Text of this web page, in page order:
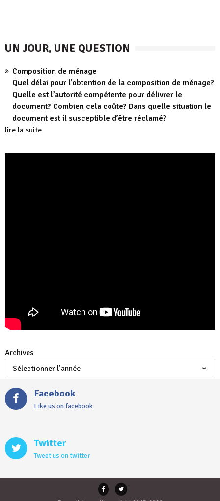
UN JOUR, UNE QUESTION
Composition de ménage
Quel délai pour l’obtention de la composition de ménage?
Quelle est l’autorité compétente pour délivrer le
document? Combien cela coûte? Dans quelle situation le
document est il susceptible d’être réclamé?
lire la suite
Archives
Facebook
Like us on facebook
Twitter
Tweet us on twitter